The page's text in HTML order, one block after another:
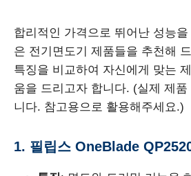
합리적인 가격으로 뛰어난 성능
은 전기면도기 제품들을 추천해
특징을 비교하여 자신에게 맞는
움을 드리고자 합니다. (실제 제
니다. 참고용으로 활용해주세요.)
1. 필립스 OneBlade